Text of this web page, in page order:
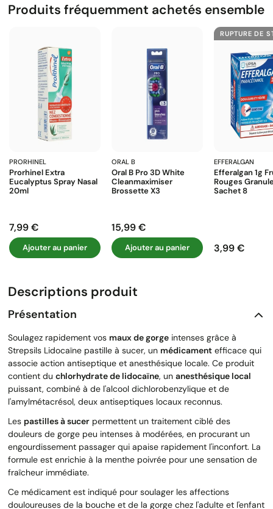
Produits fréquemment achetés ensemble
PRORHINEL
Prorhinel Extra
Eucalyptus Spray Nasal
20ml
Prix
7,99 €
Ajouter au panier
ORAL B
Oral B Pro 3D White
Cleanmaximiser
Brossette X3
Prix
15,99 €
Ajouter au panier
RUPTURE DE
EFFERALGAN
Efferalgan 1g
Rouges
Sachet 8
Prix
3,99 €
Descriptions produit
Présentation
Soulagez rapidement vos maux de gorge intenses grâce à
Strepsils Lidocaïne pastille à sucer, un médicament efficace qui
associe action antiseptique et anesthésique locale. Ce produit
contient du chlorhydrate de lidocaïne, un anesthésique local
puissant, combiné à de l'alcool dichlorobenzylique et de
l'amylmétacrésol, deux antiseptiques locaux reconnus.
Les pastilles à sucer permettent un traitement ciblé des
douleurs de gorge peu intenses à modérées, en procurant un
engourdissement passager qui apaise rapidement l'inconfort. La
formule est enrichie à la menthe poivrée pour une sensation de
fraîcheur immédiate.
Ce médicament est indiqué pour soulager les affections
douloureuses de la bouche et de la gorge chez l'adulte et l'enfant